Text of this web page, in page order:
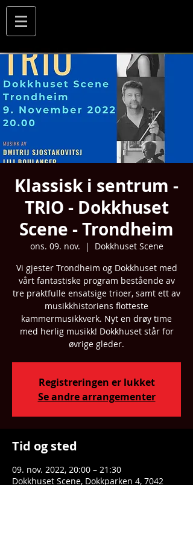
Klassisk i sentrum -
TRIO - Dokkhuset
Scene - Trondheim
ons. 09. nov.
  |
Dokkhuset Scene
Vi gjester Trondheim og Dokkhuset med
vårt fantastiske program bestående av
tre praktfulle ensatsige trioer, samt ett av
musikkhistoriens flotteste
kammermusikkverk. Nyt en drøy time
med herlig musikk! Dokkhuset står for
øvrige gleder.
Registreringen er lukket
Se andre arrangementer
Tid og sted
09. nov. 2022, 20:00 – 21:30
Dokkhuset Scene, Dokkparken 4, 7042